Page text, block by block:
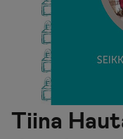
Tiina